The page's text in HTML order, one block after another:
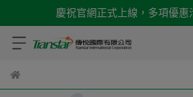
慶祝官網正式上線，多項優惠